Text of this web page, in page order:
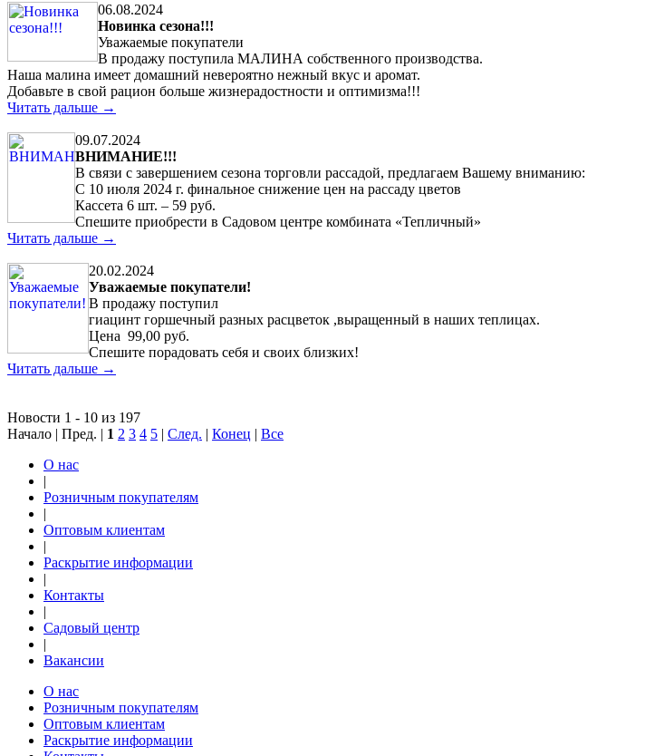
06.08.2024
Новинка сезона!!!
Уважаемые покупатели
В продажу поступила МАЛИНА собственного производства.
Наша малина имеет домашний невероятно нежный вкус и аромат.
Добавьте в свой рацион больше жизнерадостности и оптимизма!!!
Читать дальше →
09.07.2024
ВНИМАНИЕ!!!
В связи с завершением сезона торговли рассадой, предлагаем Вашему вниманию:
С 10 июля 2024 г. финальное снижение цен на рассаду цветов
Кассета 6 шт. – 59 руб.
Спешите приобрести в Садовом центре комбината «Тепличный»
Читать дальше →
20.02.2024
Уважаемые покупатели!
В продажу поступил
гиацинт горшечный разных расцветок ,выращенный в наших теплицах.
Цена 99,00 руб.
Спешите порадовать себя и своих близких!
Читать дальше →
Новости 1 - 10 из 197
Начало | Пред. | 1 2 3 4 5 | След. | Конец | Все
О нас
|
Розничным покупателям
|
Оптовым клиентам
|
Раскрытие информации
|
Контакты
|
Садовый центр
|
Вакансии
О нас
Розничным покупателям
Оптовым клиентам
Раскрытие информации